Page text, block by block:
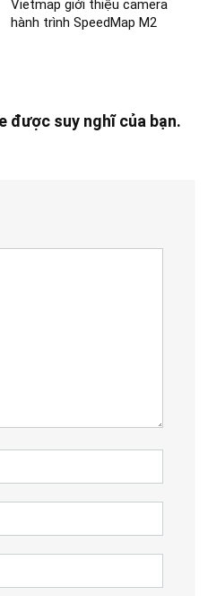
Vietmap giới thiệu camera
hành trình SpeedMap M2
được suy nghĩ của bạn.